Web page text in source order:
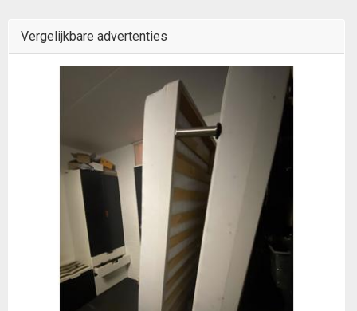
Vergelijkbare advertenties